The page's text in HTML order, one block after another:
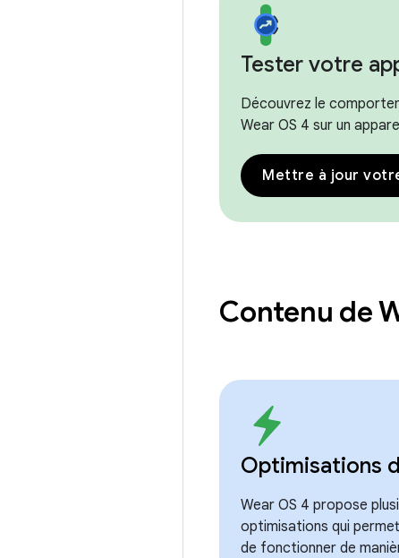
Tester votre
Découvrez le
Wear OS 4 sur un
Mettre à jour
Contenu de
Optimisations
Wear OS 4 propose
optimisations qui
de fonctionner de